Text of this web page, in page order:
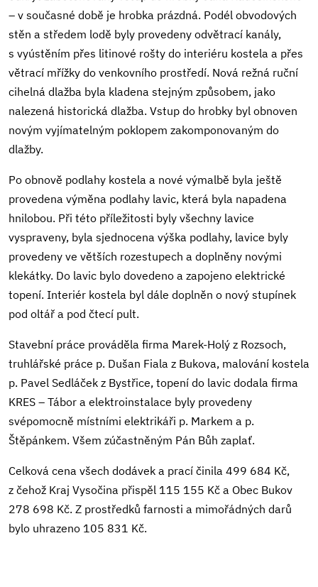
– v současné době je hrobka prázdná. Podél obvodových
stěn a středem lodě byly provedeny odvětrací kanály,
s vyústěním přes litinové rošty do interiéru kostela a přes
větrací mřížky do venkovního prostředí. Nová režná ruční
cihelná dlažba byla kladena stejným způsobem, jako
nalezená historická dlažba. Vstup do hrobky byl obnoven
novým vyjímatelným poklopem zakomponovaným do
dlažby.
Po obnově podlahy kostela a nové výmalbě byla ještě
provedena výměna podlahy lavic, která byla napadena
hnilobou. Při této příležitosti byly všechny lavice
vyspraveny, byla sjednocena výška podlahy, lavice byly
provedeny ve větších rozestupech a doplněny novými
klekátky. Do lavic bylo dovedeno a zapojeno elektrické
topení. Interiér kostela byl dále doplněn o nový stupínek
pod oltář a pod čtecí pult.
Stavební práce prováděla firma Marek-Holý z Rozsoch,
truhlářské práce p. Dušan Fiala z Bukova, malování kostela
p. Pavel Sedláček z Bystřice, topení do lavic dodala firma
KRES – Tábor a elektroinstalace byly provedeny
svépomocně místními elektrikáři p. Markem a p.
Štěpánkem. Všem zúčastněným Pán Bůh zaplať.
Celková cena všech dodávek a prací činila 499 684 Kč,
z čehož Kraj Vysočina přispěl 115 155 Kč a Obec Bukov
278 698 Kč. Z prostředků farnosti a mimořádných darů
bylo uhrazeno 105 831 Kč.